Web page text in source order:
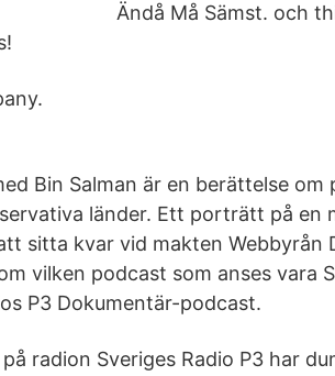
Ändå Må Sämst. och
Bin Salman är en berättelse
länder. Ett porträtt på en
sitta kvar vid makten Webbyrån
vilken podcast som anses vara
P3 Dokumentär-podcast.
radion Sveriges Radio P3 har